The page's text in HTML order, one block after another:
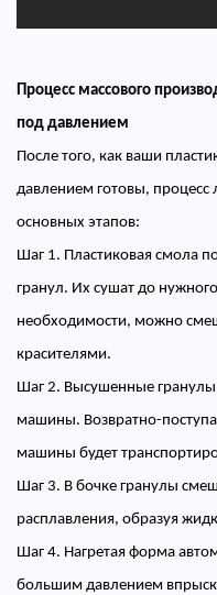
Процесс массового
под давлением
После того, как ваши
давлением готовы, процесс
основных этапов:
Шаг 1. Пластиковая смола
гранул. Их сушат до
необходимости, можно
красителями.
Шаг 2. Высушенные
машины. Возвратно-
машины будет
Шаг 3. В бочке гранулы
расплавления, образуя
Шаг 4. Нагретая форма
большим давлением